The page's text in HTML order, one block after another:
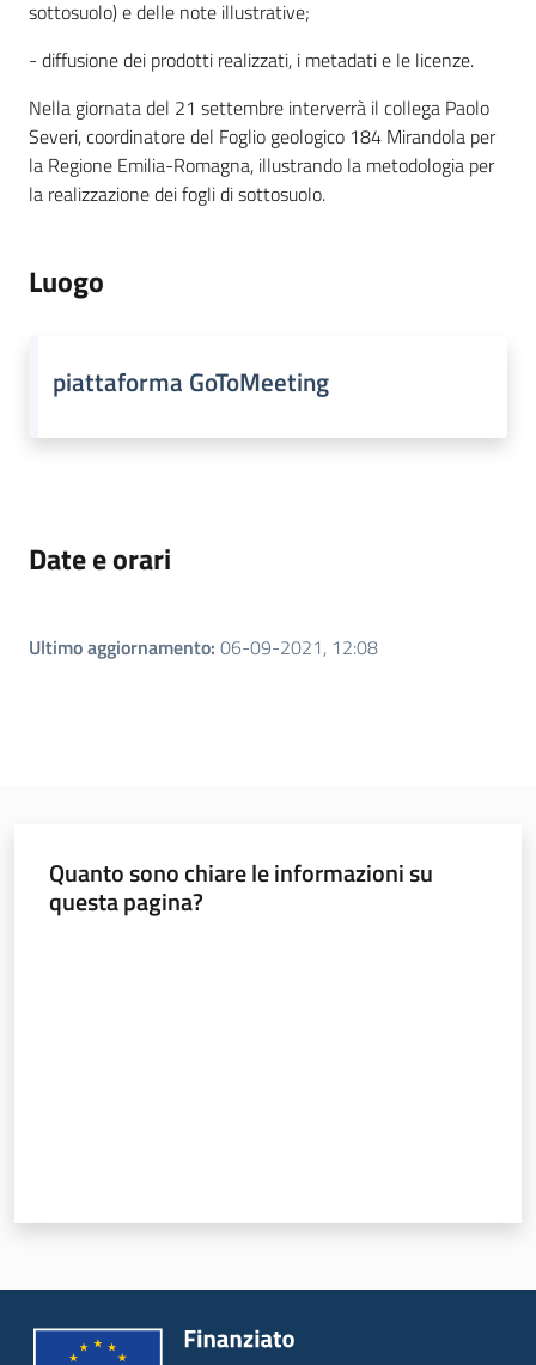
sottosuolo) e delle note illustrative;
- diffusione dei prodotti realizzati, i metadati e le licenze.
Nella giornata del 21 settembre interverrà il collega Paolo
Severi, coordinatore del Foglio geologico 184 Mirandola per
la Regione Emilia-Romagna, illustrando la metodologia per
la realizzazione dei fogli di sottosuolo.
Luogo
piattaforma GoToMeeting
Date e orari
Ultimo aggiornamento: 06-09-2021, 12:08
Quanto sono chiare le informazioni su
questa pagina?